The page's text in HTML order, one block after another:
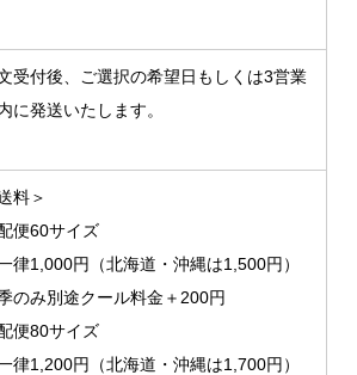
受付後、ご選択の希望日もしくは3営業
に発送いたします。
料＞
便60サイズ
律1,000円（北海道・沖縄は1,500円）
のみ別途クール料金＋200円
便80サイズ
律1,200円（北海道・沖縄は1,700円）